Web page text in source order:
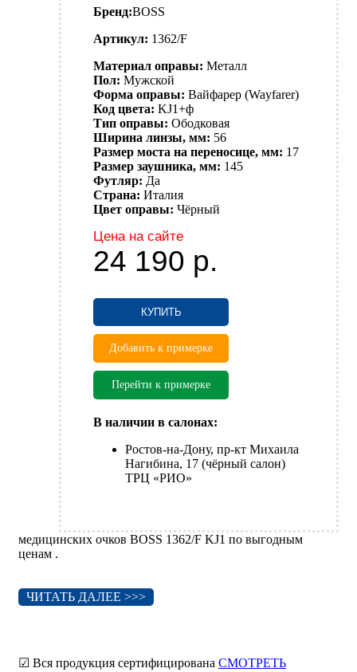
Бренд:BOSS
Артикул: 1362/F
Материал оправы: Металл
Пол: Мужской
Форма оправы: Вайфарер (Wayfarer)
Код цвета: KJ1+ф
Тип оправы: Ободковая
Ширина линзы, мм: 56
Размер моста на переносице, мм: 17
Размер заушника, мм: 145
Футляр: Да
Страна: Италия
Цвет оправы: Чёрный
Цена на сайте
24 190 р.
КУПИТЬ
Добавить к примерке
Перейти к примерке
В наличии в салонах:
Ростов-на-Дону, пр-кт Михаила
Нагибина, 17 (чёрный салон)
ТРЦ «РИО»
медицинских очков BOSS 1362/F KJ1 по выгодным
ценам .
ЧИТАТЬ ДАЛЕЕ >>>
☑ Вся продукция сертифицирована СМОТРЕТЬ